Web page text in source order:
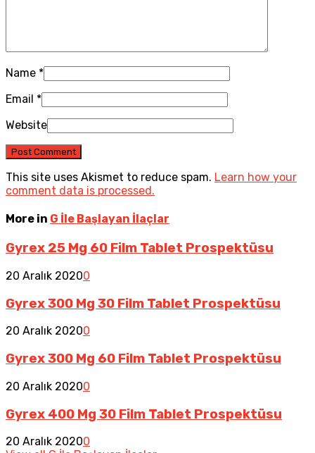
Name *
Email *
Website
This site uses Akismet to reduce spam. Learn how your
comment data is processed.
More in G İle Başlayan İlaçlar
Gyrex 25 Mg 60 Film Tablet Prospektüsu
20 Aralık 20200
Gyrex 300 Mg 30 Film Tablet Prospektüsu
20 Aralık 20200
Gyrex 300 Mg 60 Film Tablet Prospektüsu
20 Aralık 20200
Gyrex 400 Mg 30 Film Tablet Prospektüsu
20 Aralık 20200